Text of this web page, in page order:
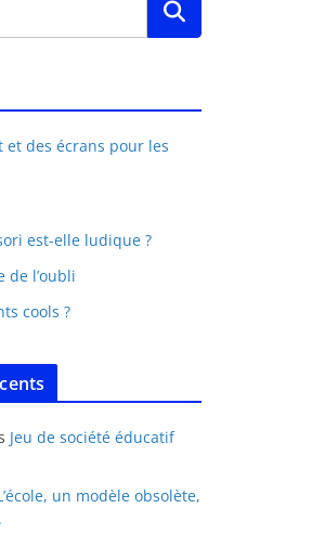
et des écrans pour les
est-elle ludique ?
de l’oubli
cools ?
Jeu de société éducatif
un modèle obsolète,